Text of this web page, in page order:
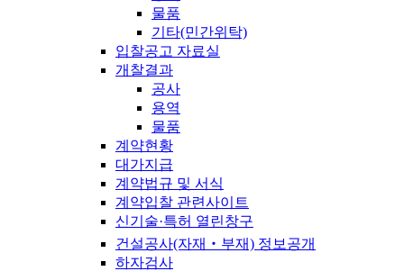
물품
기타(민간위탁)
입찰공고 자료실
개찰결과
공사
용역
물품
계약현황
대가지급
계약법규 및 서식
계약입찰 관련사이트
신기술·특허 열린창구
건설공사(자재‧부재) 정보공개
하자검사